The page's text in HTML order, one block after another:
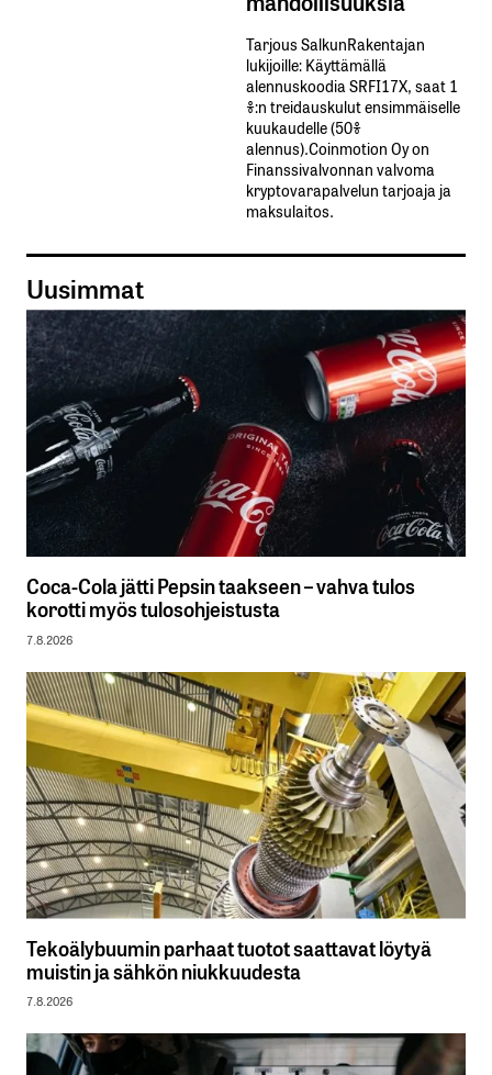
Tarjous SalkunRakentajan
lukijoille: Käyttämällä​ ​
alennuskoodia​ ​SRFI17X,​ ​saat​ ​1
%:n treidauskulut​ ​ensimmäiselle​ ​
kuukaudelle​ ​(50%​ ​
alennus).Coinmotion Oy on
Finanssivalvonnan valvoma
kryptovarapalvelun tarjoaja ja
maksulaitos.
Uusimmat
Coca-Cola jätti Pepsin taakseen – vahva tulos
korotti myös tulosohjeistusta
7.8.2026
Tekoälybuumin parhaat tuotot saattavat löytyä
muistin ja sähkön niukkuudesta
7.8.2026